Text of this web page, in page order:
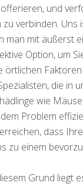
und
verbinden. Uns
mit äußerst
Option, um
die in
wie
Problem
dass
zu einem
Grund liegt